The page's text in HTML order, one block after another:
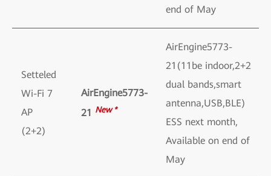
end of May
Setteled
Wi-Fi 7
AP
(2+2)
AirEngine5773-
21 New *
AirEngine5773-
21(11be indoor,2+2
dual bands,smart
antenna,USB,BLE)
ESS next month,
Available on end of
May